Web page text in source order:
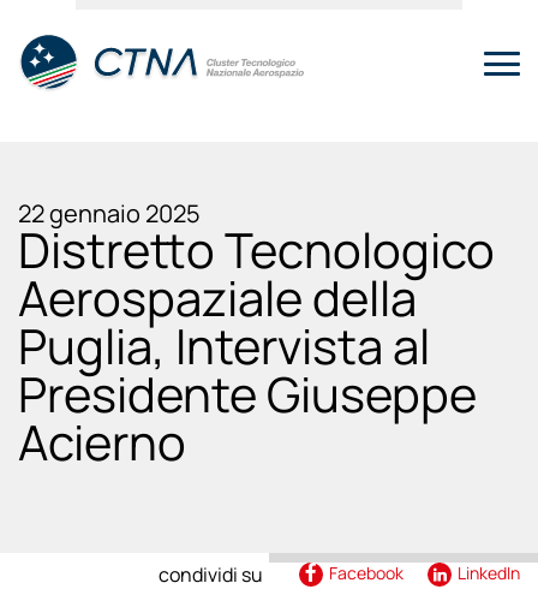
22 gennaio 2025
Distretto Tecnologico
Aerospaziale della
Puglia, Intervista al
Presidente Giuseppe
Acierno
condividi su Facebook LinkedIn